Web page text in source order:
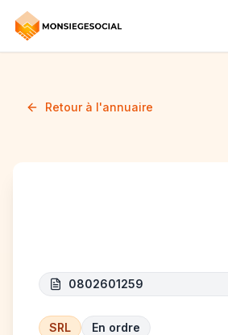
Retour à l'annuaire
0802601259
SRL
En ordre